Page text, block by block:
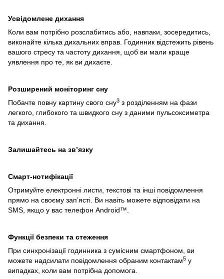
Усвідомлене дихання
Коли вам потрібно розслабитись або, навпаки, зосередитись,
виконайте кілька дихальних вправ. Годинник відстежить рівень
вашого стресу та частоту дихання, щоб ви мали краще
уявлення про те, як ви дихаєте.
Розширений моніторинг сну
Побачте повну картину свого сну3 з розділенням на фази
легкого, глибокого та швидкого сну з даними пульсоксиметра
та дихання.
Залишайтесь на зв’язку
Смарт-нотифікації
Отримуйте електронні листи, текстові та інші повідомлення
прямо на своєму зап’ясті. Ви навіть можете відповідати на
SMS, якщо у вас телефон Android™.
Функції безпеки та стеження
При синхронізації годинника з сумісним смартфоном, ви
можете надсилати повідомлення обраним контактам5 у
випадках, коли вам потрібна допомога.